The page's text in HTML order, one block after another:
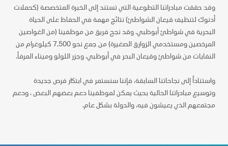
وقد حققت مبادراتنا التطوعية التي تستند إلى الخبرة المتخصصة (كحملات
أدنوك لتنظيف قيعان الشواطئ) نتائج مهمة في الحفاظ على الحياة
البحرية في شواطئ أبوظبي. وقد نجح فريق من موظفينا (من الغواصين
المرخصين ومستخدمي الزوارق الصغيرة) من جمع نحو 7,500 كيلوغرام من
النفايات من شواطئ وقيعان البحر في أبوظبي، وجزر اللولو وميناء المرفأ.
واستناداً إلى نجاحاتنا السابقة، فإننا سنستمر في ابتكار فرص جديدة
وتوسيع مبادراتنا الحالية بحيث يمكن لموظفينا دعم بعضهم البعض ، ودعم
مجتمعهم الذي يعيشون فيه، والدولة بشكل عام.